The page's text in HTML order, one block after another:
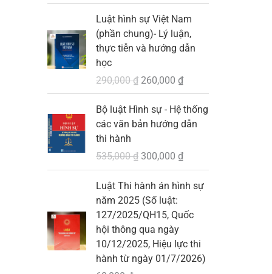
0
₫
.
Luật hình sự Việt Nam
(phần chung)- Lý luận,
thực tiễn và hướng dẫn
học
290,000₫
á
c
à
:
9
0
,
0
0
0
₫
260,000 ₫
á
ệ
t
ạ
l
à
:
6
,
0
Bộ luật Hình sự - Hệ thống
các văn bản hướng dẫn
thi hành
535,000₫
G
i
ố
l
à
:
5
3
5
300,000 ₫
G
i
i
n
ạ
l
à
Luật Thi hành án hình sự
năm 2025 (Số luật:
127/2025/QH15, Quốc
hội thông qua ngày
10/12/2025, Hiệu lực thi
hành từ ngày 01/7/2026)